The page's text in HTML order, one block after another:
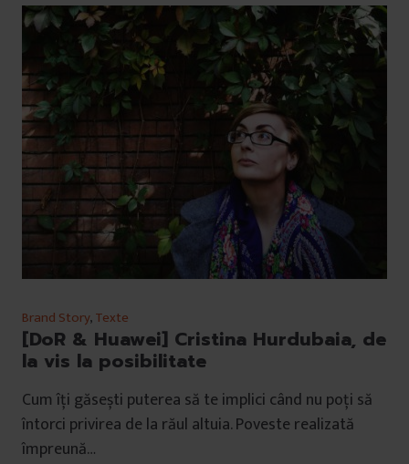
Brand Story,Texte
[DoR & Huawei] Cristina Hurdubaia, de
la vis la posibilitate
Cum îți găsești puterea să te implici când nu poți să
întorci privirea de la răul altuia. Poveste realizată
împreună…